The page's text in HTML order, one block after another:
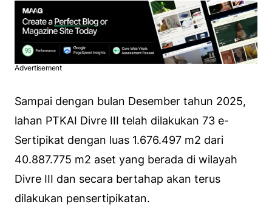
Advertisement
Sampai dengan bulan Desember tahun 2025,
lahan PTKAI Divre III telah dilakukan 73 e-
Sertipikat dengan luas 1.676.497 m2 dari
40.887.775 m2 aset yang berada di wilayah
Divre III dan secara bertahap akan terus
dilakukan pensertipikatan.